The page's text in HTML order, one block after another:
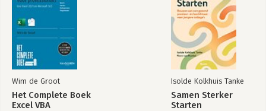
Wim de Groot
Het Complete Boek
Excel VBA
Isolde Kolkhuis Tanke
Samen Sterker
Starten